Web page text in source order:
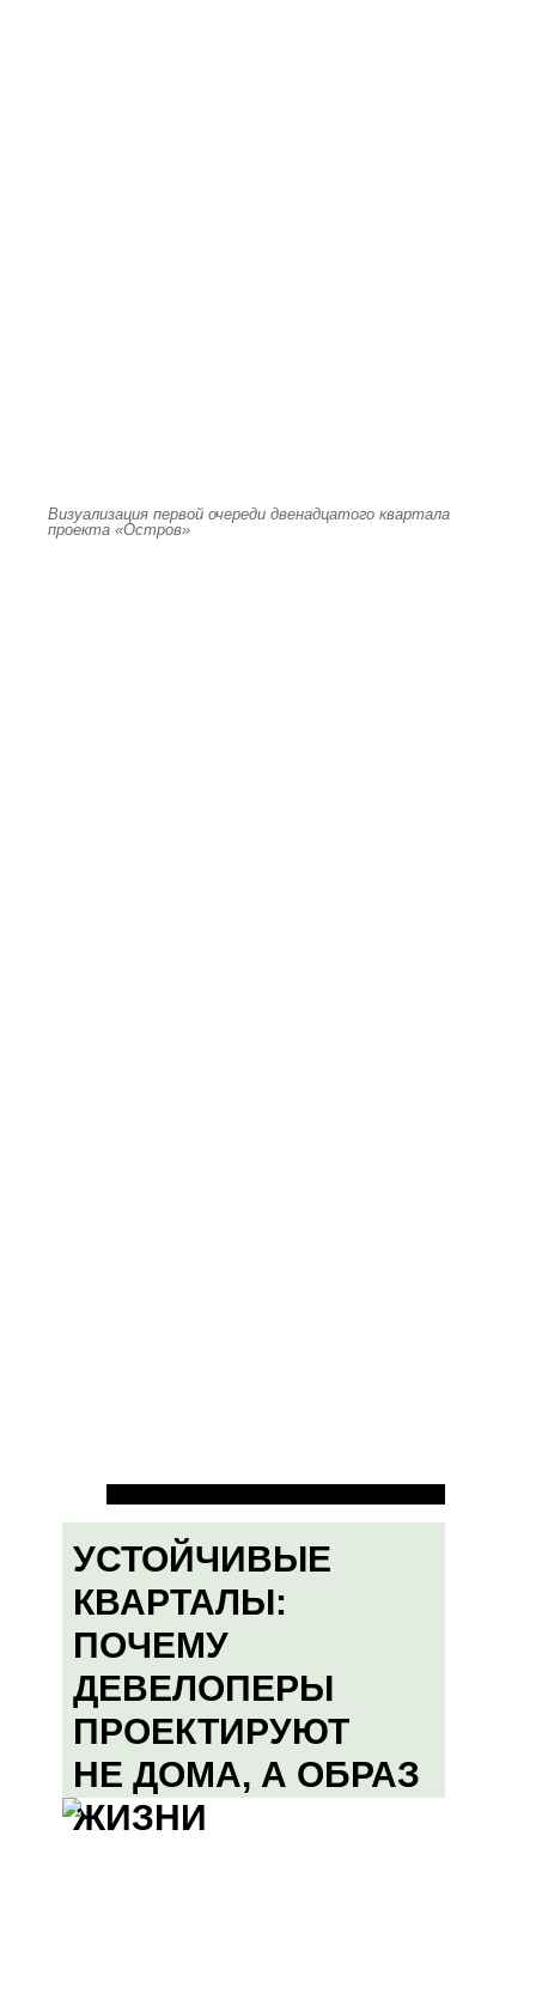
Визуализация первой очереди двенадцатого квартала
проекта «Остров»
УСТОЙЧИВЫЕ
КВАРТАЛЫ:
ПОЧЕМУ
ДЕВЕЛОПЕРЫ
ПРОЕКТИРУЮТ
НЕ ДОМА, А ОБРАЗ
ЖИЗНИ